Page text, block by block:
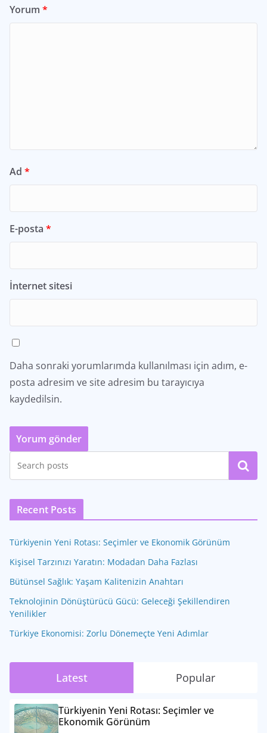
Yorum *
Ad *
E-posta *
İnternet sitesi
Daha sonraki yorumlarımda kullanılması için adım, e-
posta adresim ve site adresim bu tarayıcıya
kaydedilsin.
Ara
Recent Posts
Türkiyenin Yeni Rotası: Seçimler ve Ekonomik Görünüm
Kişisel Tarzınızı Yaratın: Modadan Daha Fazlası
Bütünsel Sağlık: Yaşam Kalitenizin Anahtarı
Teknolojinin Dönüştürücü Gücü: Geleceği Şekillendiren
Yenilikler
Türkiye Ekonomisi: Zorlu Dönemeçte Yeni Adımlar
Latest Popular
Türkiyenin Yeni Rotası: Seçimler ve
Ekonomik Görünüm